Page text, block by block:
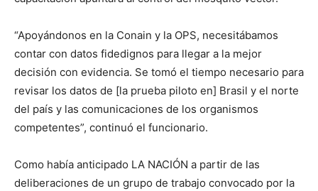
“Apoyándonos en la Conain y la OPS, necesitábamos
contar con datos fidedignos para llegar a la mejor
decisión con evidencia. Se tomó el tiempo necesario para
revisar los datos de [la prueba piloto en] Brasil y el norte
del país y las comunicaciones de los organismos
competentes”, continuó el funcionario.
Como había anticipado LA NACIÓN a partir de las
deliberaciones de un grupo de trabajo convocado por la